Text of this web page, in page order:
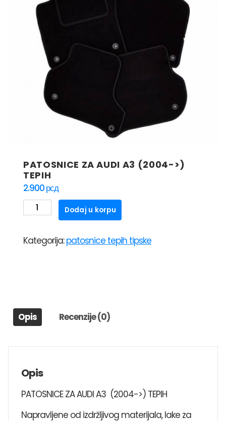
PATOSNICE ZA AUDI A3 (2004->)
TEPIH
2.900рсд
PATOSNICE
ZA
A3
Dodaj u korpu
Kategorija:patosnice tepih tipske
Opis Recenzije (0)
Opis
PATOSNICE ZA AUDI A3 (2004->) TEPIH
Napravljene od izdržljivog materijala, lake za